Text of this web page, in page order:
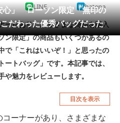
家電
本・DVD・CD
生活用品
美容・コスメ
心」 ローソン限定「無印の
だわった優秀バッグだった
LINE hatena
ーがあり、さまざまな商品を購入
ン限定」の商品もいくつかあるの
で「これはいいぞ！」と思ったの
トバッグ」です。本記事では、
魅力をレビューします。
目次を表示
ーナーがあり、さまざまな